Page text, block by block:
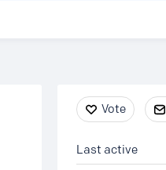
Content aside
Vote
Last active